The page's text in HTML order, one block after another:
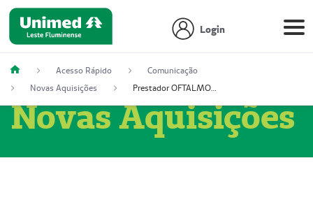
Login
Acesso Rápido
Comunicação
Novas Aquisições
Prestador OFTALMOCLÍNICA SÃO GONÇALO (55004164-2)
Novas Aquisições